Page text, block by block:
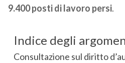
9.400 posti di lavoro persi.
Indice degli
Consultazione sul diritto